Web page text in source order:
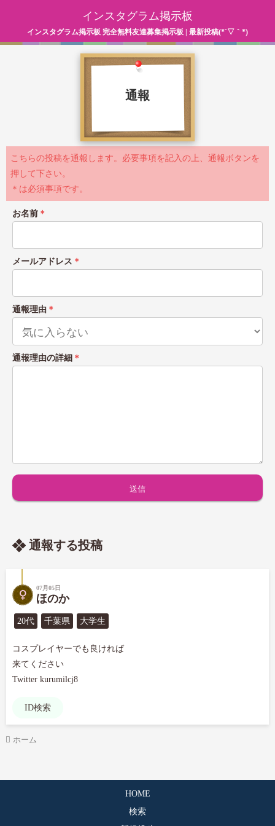
インスタグラム掲示板
インスタグラム掲示板 完全無料友達募集掲示板 | 最新投稿(*´▽｀*)
通報
こちらの投稿を通報します。必要事項を記入の上、通報ボタンを
押して下さい。
＊は必須事項です。
お名前 ＊
メールアドレス ＊
通報理由 ＊
通報理由の詳細 ＊
通報する投稿
07月05日
ほのか
20代 千葉県 大学生
コスプレイヤーでも良ければ
来てください
Twitter kurumilcj8
ID検索
ホーム
HOME
検索